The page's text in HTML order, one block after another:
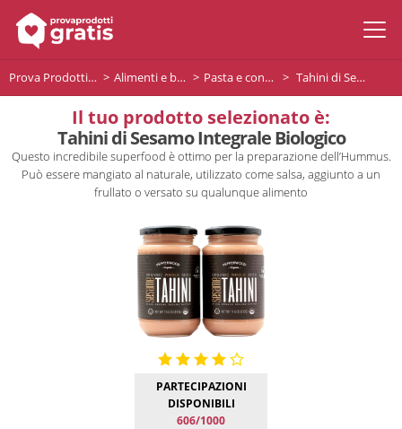
Prova Prodotti Gratis Alimenti e bevande Pasta e condimenti Tahini di Sesamo Integrale Biologico
Il tuo prodotto selezionato è:
Tahini di Sesamo Integrale Biologico
Questo incredibile superfood è ottimo per la preparazione dell’Hummus.
Può essere mangiato al naturale, utilizzato come salsa, aggiunto a un
frullato o versato su qualunque alimento
PARTECIPAZIONI
DISPONIBILI
606/1000